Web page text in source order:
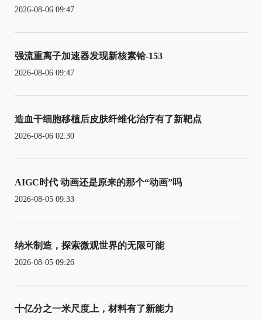
2026-08-06 09:47
强流重离子加速器发现新核素铪-153
2026-08-06 09:47
造血干细胞移植后皮肤纤维化治疗有了新靶点
2026-08-06 02:30
AIGC时代 动画还是原来的那个“动画”吗
2026-08-05 09:33
纳米制造，探索微观世界的无限可能
2026-08-05 09:26
十亿分之一米尺度上，材料有了新能力